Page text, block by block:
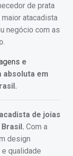
de prata
maior atacadista
negócio com as
e
em
de joias
Com a
design
qualidade